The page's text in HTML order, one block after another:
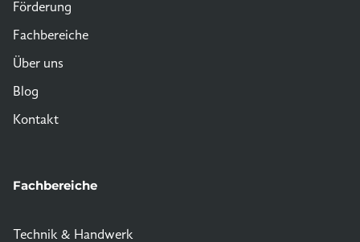
Förderung
Fachbereiche
Über uns
Blog
Kontakt
Fachbereiche
Technik & Handwerk